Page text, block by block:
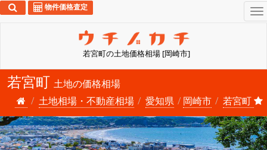
若宮町の土地価格相場 [岡崎市]
物件価格査定
若宮町 土地の価格相場
土地相場・不動産相場
愛知県 岡崎市 若宮町